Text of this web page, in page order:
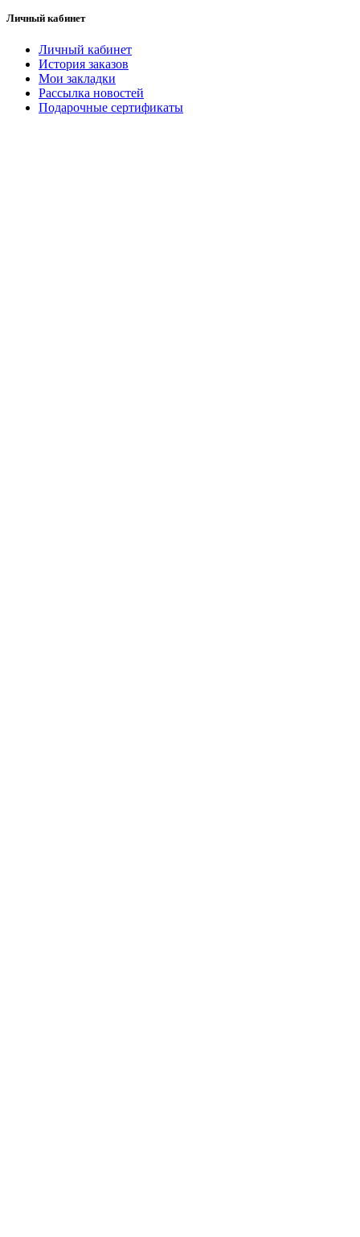
Личный кабинет
Личный кабинет
История заказов
Мои закладки
Рассылка новостей
Подарочные сертификаты